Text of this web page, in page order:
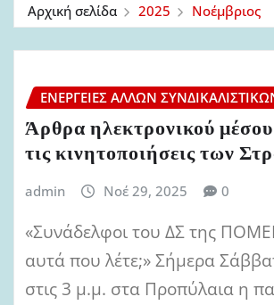
Αρχική σελίδα 2025 Νοέμβριος
ΕΝΈΡΓΕΙΕΣ ΆΛΛΩΝ
Άρθρα ηλεκτρονικού
τις κινητοποιήσεις των
admin Νοέ 29, 2025 0
«Συνάδελφοι του ΔΣ της
αυτά που λέτε;» Σήμερα
στις 3 μ.μ. στα Προπύλαια η